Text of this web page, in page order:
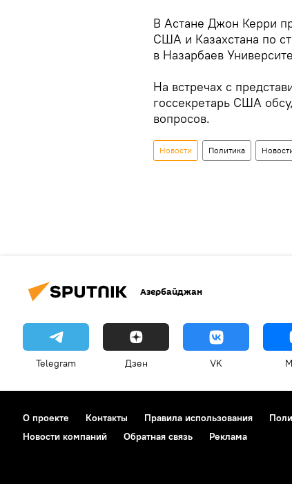
В Астане Джон Керри
США и Казахстана по
в Назарбаев
На встречах с
госсекретарь США
вопросов.
Новости Политика
Азербайджан
Telegram Дзен VK
О проекте Контакты Правила использования
Новости компаний
Обратная связь Реклама